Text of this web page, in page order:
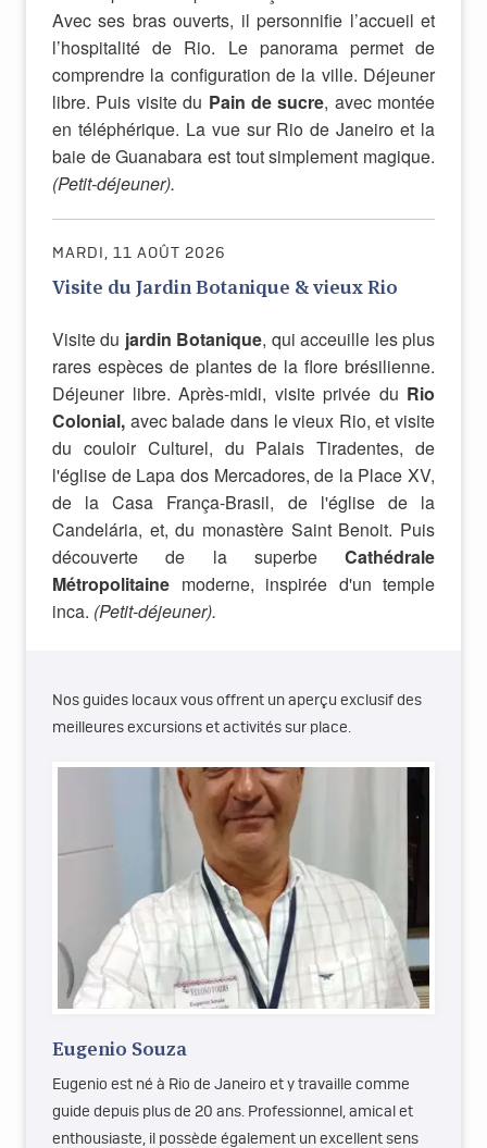
Avec ses bras ouverts, il personnifie l’accueil et
l’hospitalité de Rio. Le panorama permet de
comprendre la configuration de la ville. Déjeuner
libre. Puis visite du Pain de sucre, avec montée
en téléphérique. La vue sur Rio de Janeiro et la
baie de Guanabara est tout simplement magique.
(Petit-déjeuner).
MARDI, 11 AOÛT 2026
Visite du Jardin Botanique & vieux Rio
Visite du jardin Botanique, qui acceuille les plus
rares espèces de plantes de la flore brésilienne.
Déjeuner libre. Après-midi, visite privée du Rio
Colonial, avec balade dans le vieux Rio, et visite
du couloir Culturel, du Palais Tiradentes, de
l'église de Lapa dos Mercadores, de la Place XV,
de la Casa França-Brasil, de l'église de la
Candelária, et, du monastère Saint Benoit. Puis
découverte de la superbe Cathédrale
Métropolitaine moderne, inspirée d'un temple
inca. (Petit-déjeuner).
Nos guides locaux vous offrent un aperçu exclusif des
meilleures excursions et activités sur place.
Eugenio Souza
Eugenio est né à Rio de Janeiro et y travaille comme
guide depuis plus de 20 ans. Professionnel, amical et
enthousiaste, il possède également un excellent sens